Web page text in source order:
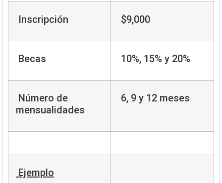
Inscripción $9,000
Becas 10%, 15% y 20%
Número de
mensualidades
6, 9 y 12 meses
Ejemplo